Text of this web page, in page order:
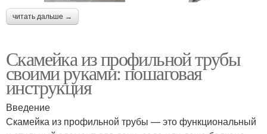
читать дальше →
Скамейка из профильной трубы
своими руками: пошаговая
инструкция
Введение
Скамейка из профильной трубы — это функциональный